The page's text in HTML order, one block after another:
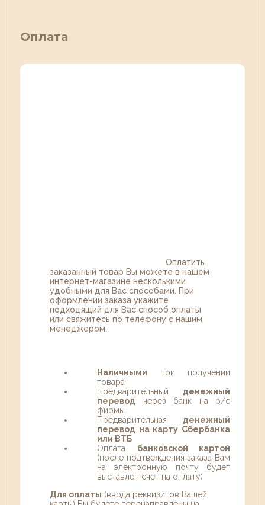
Оплата
Оплатить
заказанный товар Вы можете в нашем
интернет-магазине несколькими
удобными для Вас способами. При
оформлении заказа укажите
подходящий для Вас способ оплаты
или свяжитесь по телефону с нашим
менеджером.
Наличными при получении
товара
Предварительный денежный
перевод через банк на р/с
фирмы
Предварительная денежный
перевод на карту Сбербанка
или ВТБ
Оплата банковской картой
(после подтвеждения заказа Вам
на электронную почту будет
выставлен счет на оплату)
Для оплаты (ввода реквизитов Вашей